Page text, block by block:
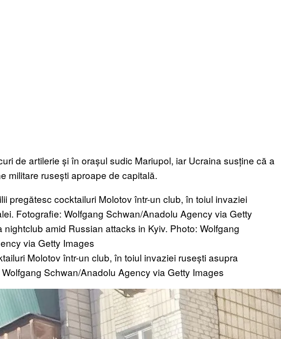
de artilerie și în orașul sudic Mariupol, iar Ucraina susține că a
militare rusești aproape de capitală.
Molotov într-un club, în toiul invaziei rusești asupra
Schwan/Anadolu Agency via Getty Images